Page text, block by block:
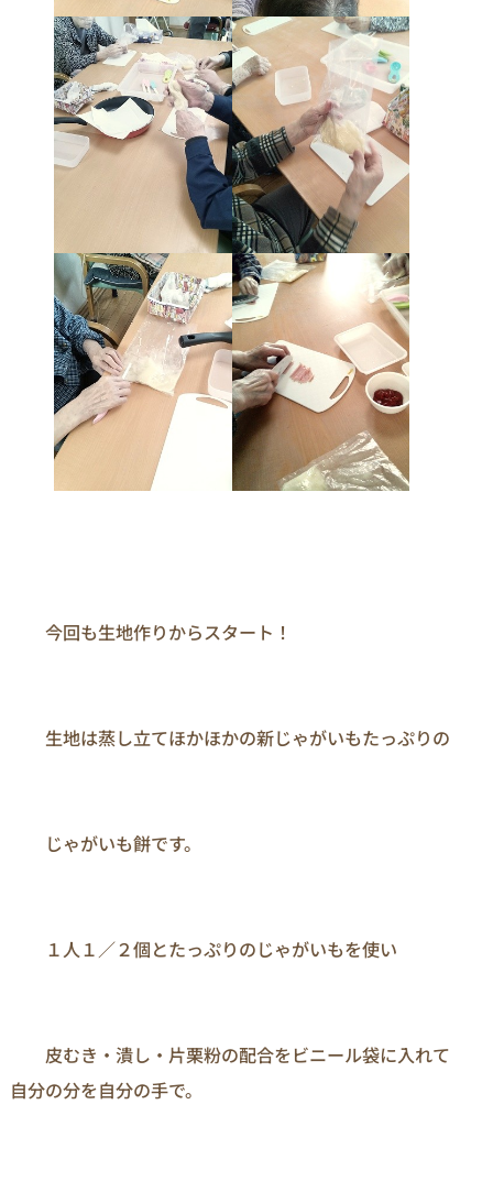
今回も生地作りからスタート！
生地は蒸し立てほかほかの新じゃがいもたっぷりの
じゃがいも餅です。
１人１／２個とたっぷりのじゃがいもを使い
皮むき・潰し・片栗粉の配合をビニール袋に入れて
自分の分を自分の手で。